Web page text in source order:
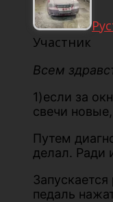
Участник
Всем
1)если за
свечи
Путем
делал. Ради
педаль